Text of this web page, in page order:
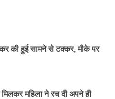
की हुई सामने से टक्कर, मौके पर
महिला ने रच दी अपने ही